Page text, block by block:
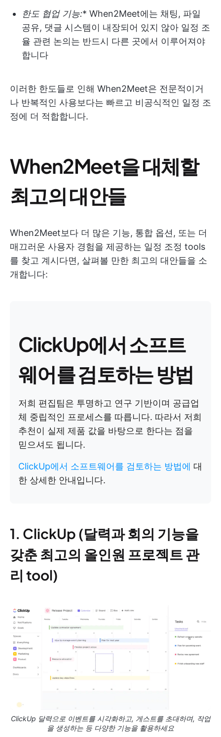
한도 협업 기능:* When2Meet에는 채팅, 파일
공유, 댓글 시스템이 내장되어 있지 않아 일정 조
율 관련 논의는 반드시 다른 곳에서 이루어져야
합니다
이러한 한도들로 인해 When2Meet은 전문적이거
나 반복적인 사용보다는 빠르고 비공식적인 일정 조
정에 더 적합합니다.
When2Meet을 대체할
최고의 대안들
When2Meet보다 더 많은 기능, 통합 옵션, 또는 더
매끄러운 사용자 경험을 제공하는 일정 조정 tools
를 찾고 계시다면, 살펴볼 만한 최고의 대안들을 소
개합니다:
ClickUp에서 소프트
웨어를 검토하는 방법
저희 편집팀은 투명하고 연구 기반이며 공급업
체 중립적인 프로세스를 따릅니다. 따라서 저희
추천이 실제 제품 값을 바탕으로 한다는 점을
믿으셔도 됩니다.
ClickUp에서 소프트웨어를 검토하는 방법에 대
한 상세한 안내입니다.
1. ClickUp (달력과 회의 기능을
갖춘 최고의 올인원 프로젝트 관
리 tool)
ClickUp 달력으로 이벤트를 시각화하고, 게스트를 초대하며, 작업
을 생성하는 등 다양한 기능을 활용하세요